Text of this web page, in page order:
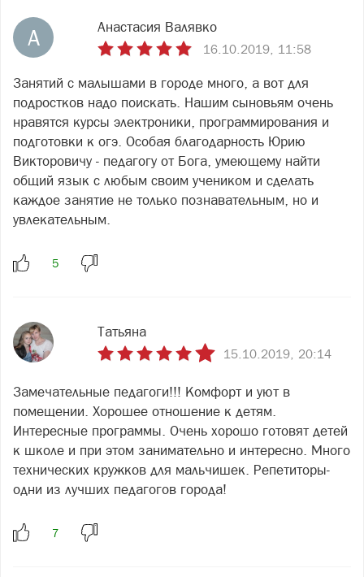
А Анастасия Валявко
16.10.2019, 11:58
Занятий с малышами в городе много, а вот для
подростков надо поискать. Нашим сыновьям очень
нравятся курсы электроники, программирования и
подготовки к огэ. Особая благодарность Юрию
Викторовичу - педагогу от Бога, умеющему найти
общий язык с любым своим учеником и сделать
каждое занятие не только познавательным, но и
увлекательным.
Татьяна
15.10.2019, 20:14
Замечательные педагоги!!! Комфорт и уют в
помещении. Хорошее отношение к детям.
Интересные программы. Очень хорошо готовят детей
к школе и при этом занимательно и интересно. Много
технических кружков для мальчишек. Репетиторы-
одни из лучших педагогов города!